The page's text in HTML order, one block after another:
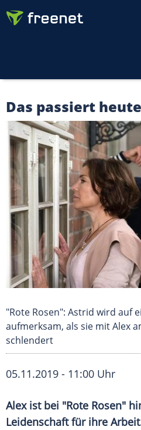
Das passiert
"Rote Rosen": Astrid wird auf
aufmerksam, als sie mit Alex
schlendert
05.11.2019 - 11:00 Uhr
Alexist bei "Rote Rosen"
Leidenschaft für ihre